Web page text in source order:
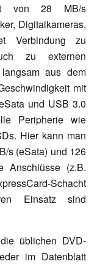
von 28 MB/s
Digitalkameras,
Verbindung zu
zu externen
aus dem
mit
und USB 3.0
Peripherie wie
Hier kann man
s (eSata) und 126
Anschlüsse (z.B.
Schacht
Einsatz sind
üblichen DVD-
im Datenblatt